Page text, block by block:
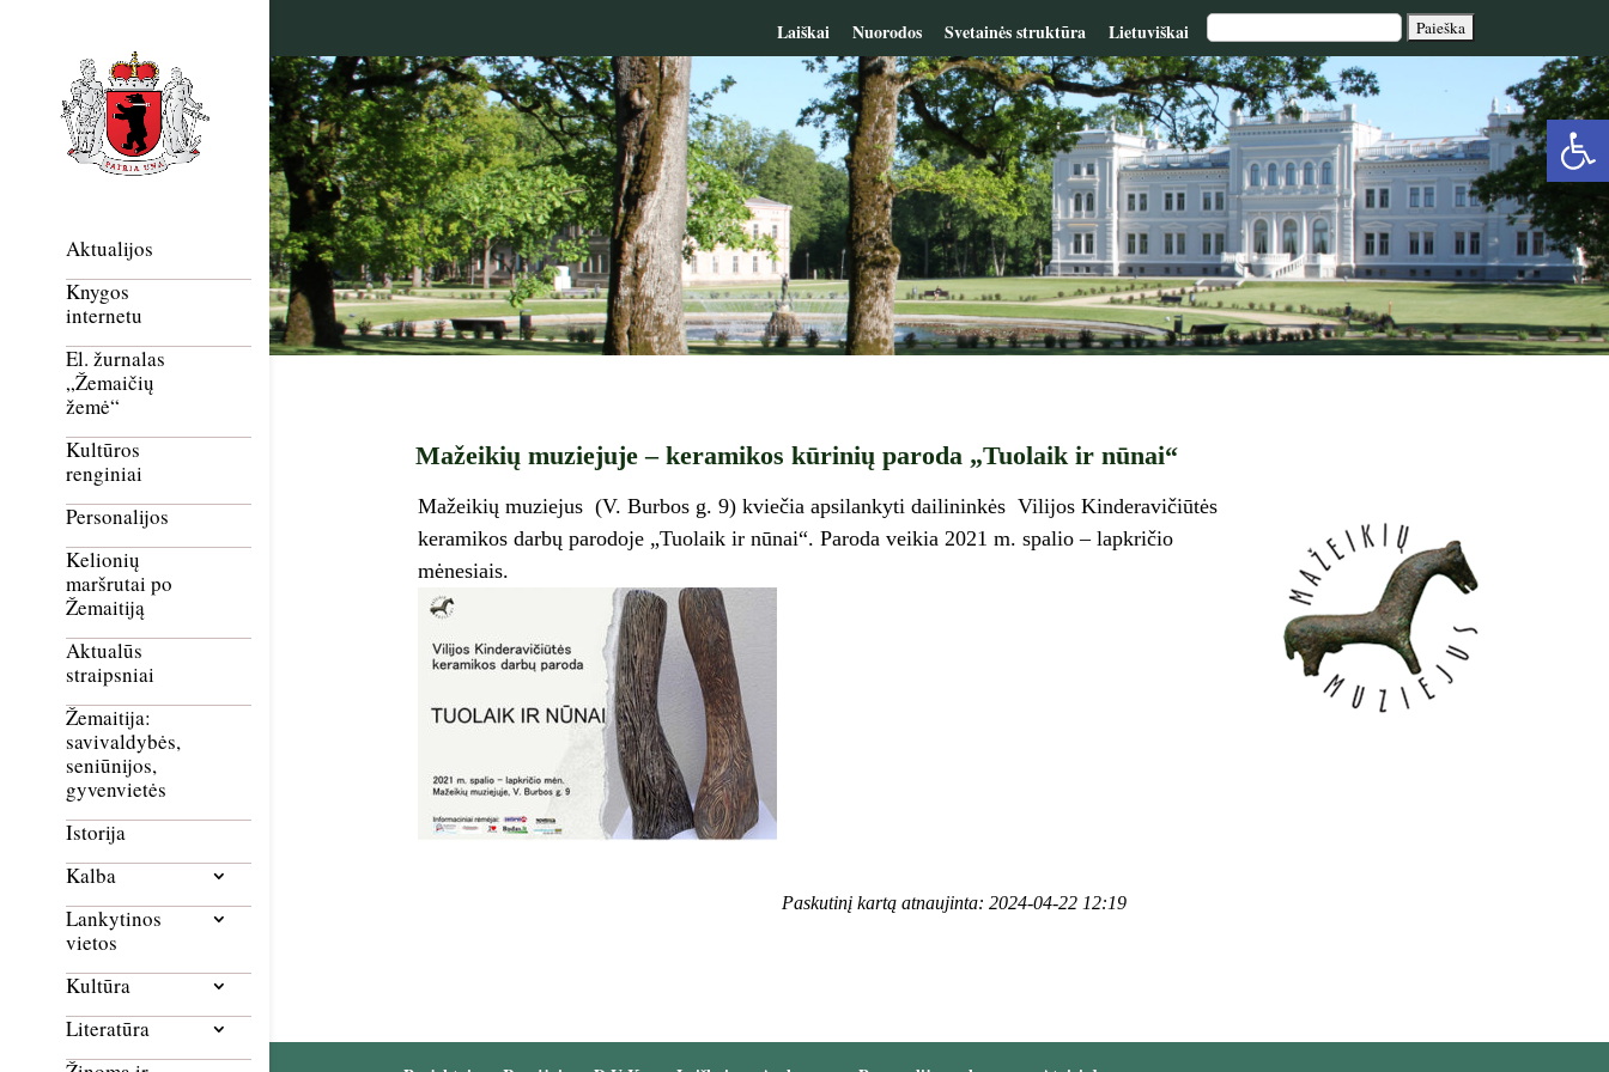
Laiškai Nuorodos Svetainės struktūra Lietuviškai
Aktualijos
Knygos
internetu
El. žurnalas
„Žemaičių
žemė“
Kultūros
renginiai
Personalijos
Kelionių
maršrutai po
Žemaitiją
Aktualūs
straipsniai
Žemaitija:
savivaldybės,
seniūnijos,
gyvenvietės
Istorija
Kalba
Lankytinos
vietos
Kultūra
Literatūra
Mažeikių muziejuje – keramikos kūrinių paroda „Tuolaik ir nūnai“
Mažeikių muziejus (V. Burbos g. 9) kviečia apsilankyti dailininkės Vilijos Kinderavičiūtės
keramikos darbų parodoje „Tuolaik ir nūnai“. Paroda veikia 2021 m. spalio – lapkričio
mėnesiais.
Paskutinį kartą atnaujinta: 2024-04-22 12:19